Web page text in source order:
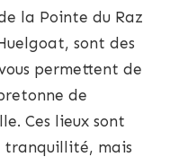
la Pointe du Raz
sont des
permettent de
de
Ces lieux sont
tranquillité, mais